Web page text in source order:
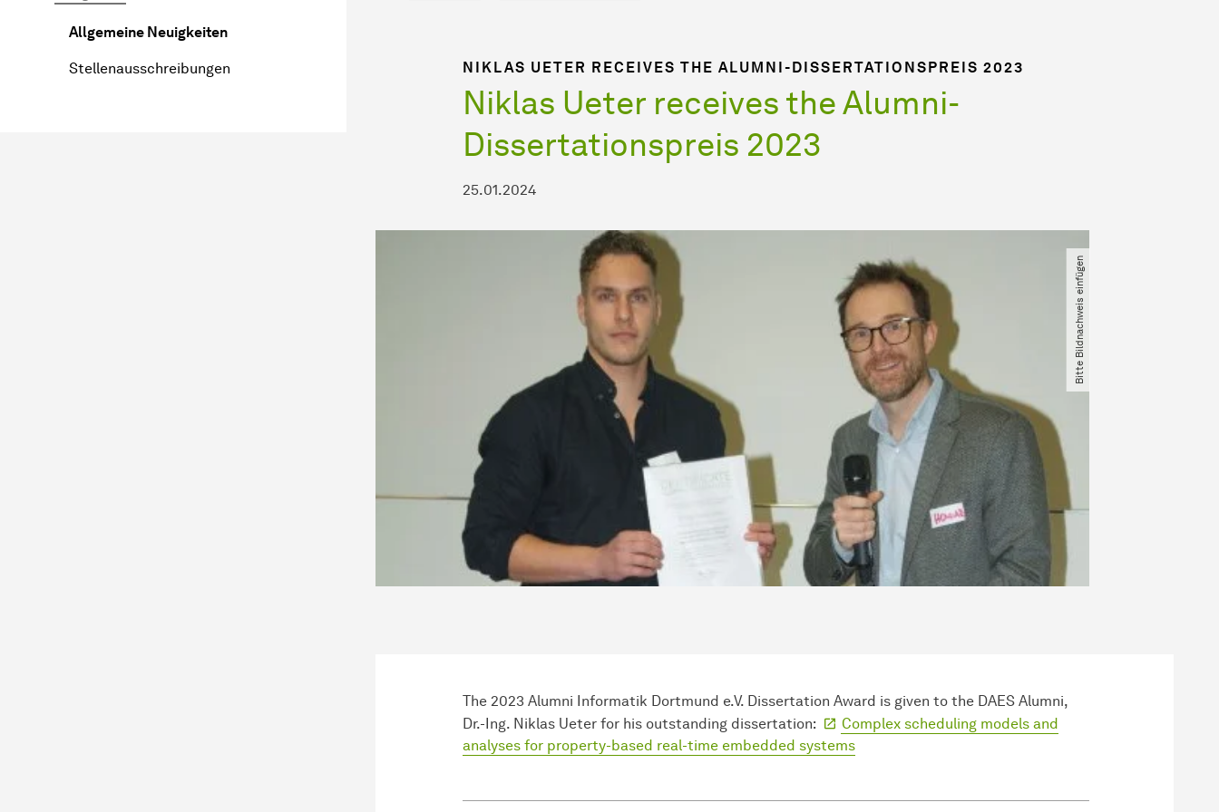
Allgemeine Neuigkeiten
Stel­len­aus­schrei­bung­en NIKLAS UETER RECEIVES THE ALUMNI-DISSERTATIONSPREIS 2023
Niklas Ueter receives the Alumni-
Dissertationspreis 2023
25.01.2024
Bitte Bildnachweis einfügen
The 2023 Alumni Informatik Dortmund e.V. Dissertation Award is given to the DAES Alumni,
Dr.-Ing. Niklas Ueter for his outstanding dissertation:
Complex scheduling models and
analyses for property-based real-time embedded systems